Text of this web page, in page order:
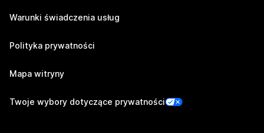
Warunki świadczenia usług
Polityka prywatności
Mapa witryny
Twoje wybory dotyczące prywatności